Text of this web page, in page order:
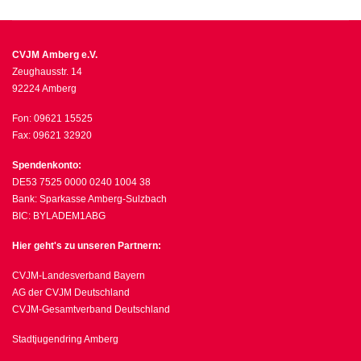
CVJM Amberg e.V.
Zeughausstr. 14
92224 Amberg
Fon: 09621 15525
Fax: 09621 32920
Spendenkonto:
DE53 7525 0000 0240 1004 38
Bank: Sparkasse Amberg-Sulzbach
BIC: BYLADEM1ABG
Hier geht's zu unseren Partnern:
CVJM-Landesverband Bayern
AG der CVJM Deutschland
CVJM-Gesamtverband Deutschland
Stadtjugendring Amberg